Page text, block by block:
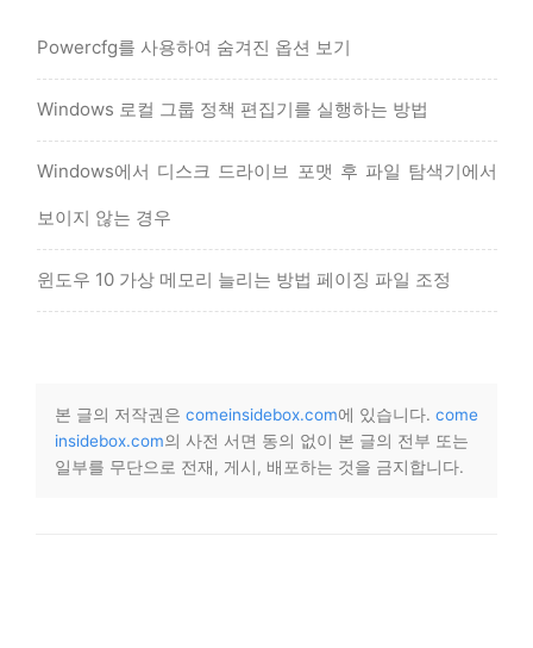
Powercfg를 사용하여 숨겨진 옵션 보기
Windows 로컬 그룹 정책 편집기를 실행하는 방법
Windows에서 디스크 드라이브 포맷 후 파일 탐색기에서
보이지 않는 경우
윈도우 10 가상 메모리 늘리는 방법 페이징 파일 조정
본 글의 저작권은 comeinsidebox.com에 있습니다. come
insidebox.com의 사전 서면 동의 없이 본 글의 전부 또는
일부를 무단으로 전재, 게시, 배포하는 것을 금지합니다.